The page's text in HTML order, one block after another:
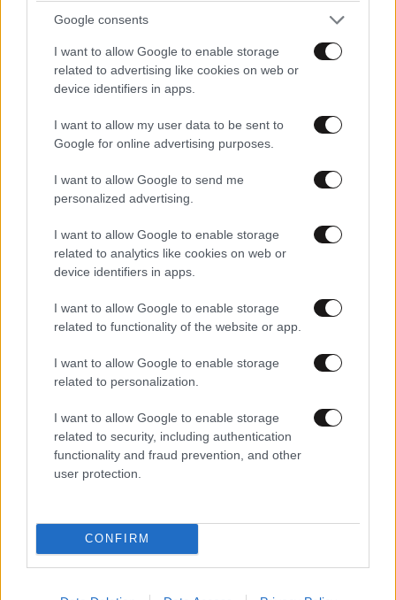
Google consents
I want to allow Google to enable storage
related to advertising like cookies on web or
device identifiers in apps.
I want to allow my user data to be sent to
Google for online advertising purposes.
I want to allow Google to send me
personalized advertising.
I want to allow Google to enable storage
related to analytics like cookies on web or
device identifiers in apps.
I want to allow Google to enable storage
related to functionality of the website or app.
I want to allow Google to enable storage
related to personalization.
I want to allow Google to enable storage
related to security, including authentication
functionality and fraud prevention, and other
user protection.
CONFIRM
ΑΘΛΗΤΙΚΑ07·08·2026 15:45